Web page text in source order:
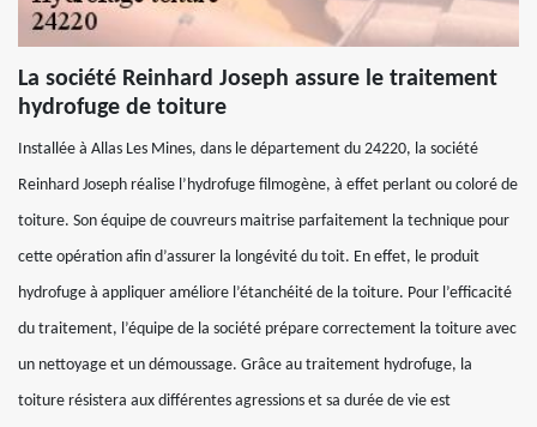
La société Reinhard Joseph assure le traitement
hydrofuge de toiture
Installée à Allas Les Mines, dans le département du 24220, la société
Reinhard Joseph réalise l’hydrofuge filmogène, à effet perlant ou coloré de
toiture. Son équipe de couvreurs maitrise parfaitement la technique pour
cette opération afin d’assurer la longévité du toit. En effet, le produit
hydrofuge à appliquer améliore l’étanchéité de la toiture. Pour l’efficacité
du traitement, l’équipe de la société prépare correctement la toiture avec
un nettoyage et un démoussage. Grâce au traitement hydrofuge, la
toiture résistera aux différentes agressions et sa durée de vie est